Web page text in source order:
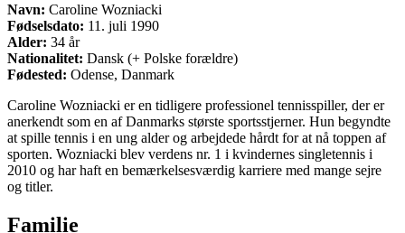
Navn: Caroline Wozniacki
Fødselsdato: 11. juli 1990
Alder: 34 år
Nationalitet: Dansk (+ Polske forældre)
Fødested: Odense, Danmark
Caroline Wozniacki er en tidligere professionel tennisspiller, der er
anerkendt som en af Danmarks største sportsstjerner. Hun begyndte
at spille tennis i en ung alder og arbejdede hårdt for at nå toppen af
sporten. Wozniacki blev verdens nr. 1 i kvindernes singletennis i
2010 og har haft en bemærkelsesværdig karriere med mange sejre
og titler.
Familie